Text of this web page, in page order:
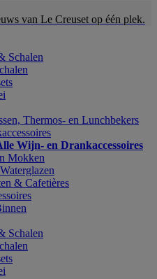
van Le Creuset op één plek.
Schalen
Thermos- en Lunchbekers
Wijn- en Drankaccessoires
Mokken
& Cafetières
Schalen